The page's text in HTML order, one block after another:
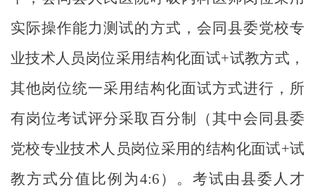
实际操作能力测试的方式，会同县委党校专
业技术人员岗位采用结构化面试+试教方式，
其他岗位统一采用结构化面试方式进行， 所
有岗位考试评分采取百分制（其中会同县委
党校专业技术人员岗位采用的结构化面试+试
教方式分值比例为4:6 ） 。考试由县委人才